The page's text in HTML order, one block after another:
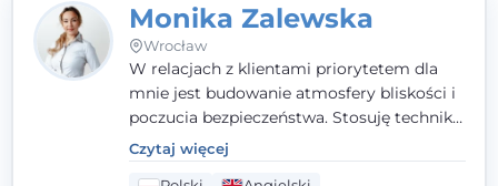
Monika Zalewska
Wrocław
W relacjach z klientami priorytetem dla
mnie jest budowanie atmosfery bliskości i
poczucia bezpieczeństwa. Stosuję techniki
poznawczo-behawioralne oraz metody,
które koncentrują się na rozwiązaniach
Czytaj więcej